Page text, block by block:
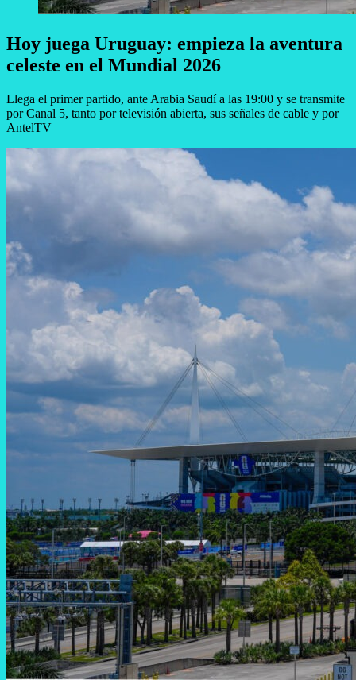
Hoy juega Uruguay: empieza la aventura
celeste en el Mundial 2026
Llega el primer partido, ante Arabia Saudí a las 19:00 y se transmite
por Canal 5, tanto por televisión abierta, sus señales de cable y por
AntelTV